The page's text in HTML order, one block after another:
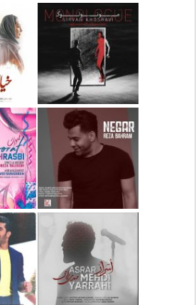
دانلود آلبوم جدید سیروان
خسروی بنام مونولوگ
دانلود
دانلود آهنگ جدید رضا
بهرام بنام نگار